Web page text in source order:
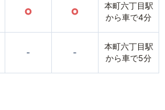
○ ○
本町六丁目駅
から車で4分
- -
本町六丁目駅
から車で5分